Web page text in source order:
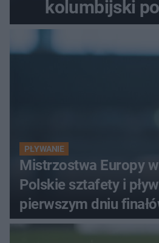
kolumbijski
PŁYWANIE
Mistrzostwa Europy
Polskie sztafety i
pierwszym dniu